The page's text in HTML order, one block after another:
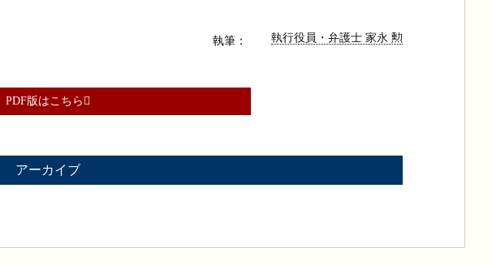
執筆： 執行役員・弁護士 家永 勲
PDF版はこちら
アーカイブ